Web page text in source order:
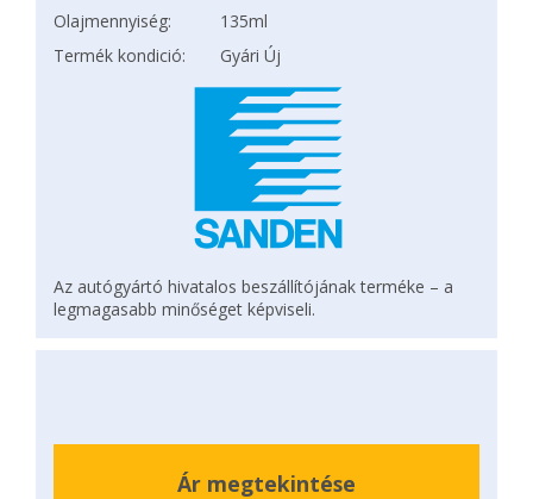
Olajmennyiség:
135ml
Termék kondició:
Gyári Új
Az autógyártó hivatalos beszállítójának terméke – a
legmagasabb minőséget képviseli.
Ár megtekintése